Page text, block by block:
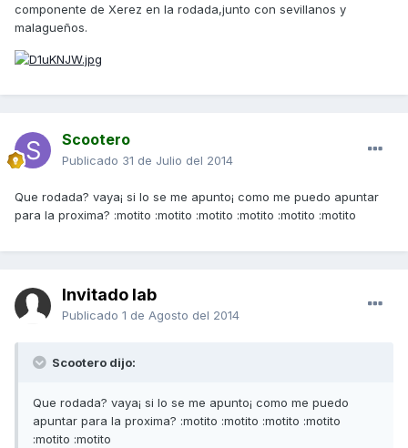
componente de Xerez en la rodada,junto con sevillanos y
malagueños.
Scootero
Publicado 31 de Julio del 2014
Que rodada? vaya¡ si lo se me apunto¡ como me puedo apuntar
para la proxima? :motito :motito :motito :motito :motito :motito
Invitado lab
Publicado 1 de Agosto del 2014
Scootero dijo:
Que rodada? vaya¡ si lo se me apunto¡ como me puedo
apuntar para la proxima? :motito :motito :motito :motito
:motito :motito